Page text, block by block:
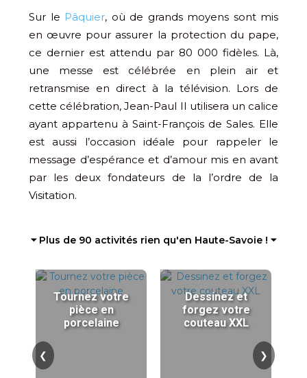
Sur le Pâquier, où de grands moyens sont mis
en œuvre pour assurer la protection du pape,
ce dernier est attendu par 80 000 fidèles. Là,
une messe est célébrée en plein air et
retransmise en direct à la télévision. Lors de
cette célébration, Jean-Paul II utilisera un calice
ayant appartenu à Saint-François de Sales. Elle
est aussi l’occasion idéale pour rappeler le
message d’espérance et d’amour mis en avant
par les deux fondateurs de la l’ordre de la
Visitation.
⏷ Plus de 90 activités rien qu'en Haute-Savoie ! ⏷
Tournez votre
pièce en
porcelaine
Dessinez et
forgez votre
couteau XXL
❮ ❯